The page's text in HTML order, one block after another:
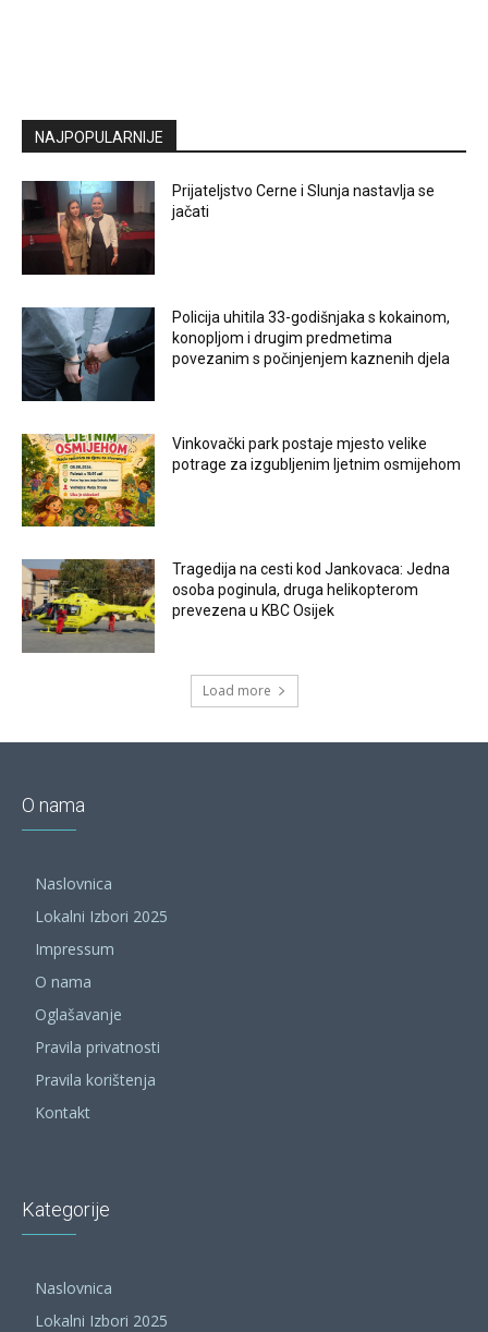
NAJPOPULARNIJE
Prijateljstvo Cerne i Slunja nastavlja se
jačati
Policija uhitila 33-godišnjaka s kokainom,
konopljom i drugim predmetima
povezanim s počinjenjem kaznenih djela
Vinkovački park postaje mjesto velike
potrage za izgubljenim ljetnim osmijehom
Tragedija na cesti kod Jankovaca: Jedna
osoba poginula, druga helikopterom
prevezena u KBC Osijek
Load more
O nama
Naslovnica
Lokalni Izbori 2025
Impressum
O nama
Oglašavanje
Pravila privatnosti
Pravila korištenja
Kontakt
Kategorije
Naslovnica
Lokalni Izbori 2025